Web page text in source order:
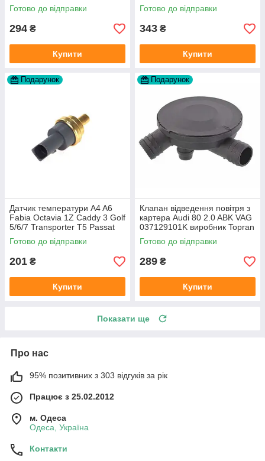
Готово до відправки
294 ₴
Купити
Готово до відправки
343 ₴
Купити
Подарунок
Датчик температури A4 A6
Fabia Octavia 1Z Caddy 3 Golf
5/6/7 Transporter T5 Passat
B6 (колір сірий)
Готово до відправки
201 ₴
Купити
Подарунок
Клапан відведення повітря з
картера Audi 80 2.0 ABK VAG
037129101K виробник Topran
Німеччина
Готово до відправки
289 ₴
Купити
Показати ще
Про нас
95% позитивних з 303 відгуків за рік
Працює з 25.02.2012
м. Одеса
Одеса, Україна
Контакти